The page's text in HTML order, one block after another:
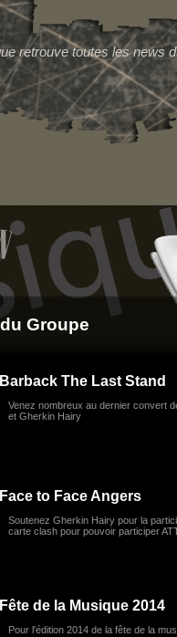
retrouve toutes les news
Groupe
Barback The Last Stand
Venez nombreux au dernier convert
et Gherkin Hairy
Face to Face Angers
Soutenez Gherkin Hairy pour la
carte clash pour pouvoir participer
Fête de la Musique 2014
Pour l'édition 2014 de la fête de la